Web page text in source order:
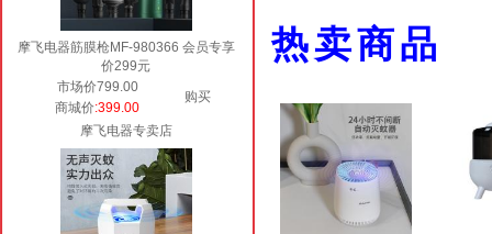
摩飞电器筋膜枪MF-980366 会员专享
价299元
市场价799.00
购买
商城价:399.00
摩飞电器专卖店
热卖